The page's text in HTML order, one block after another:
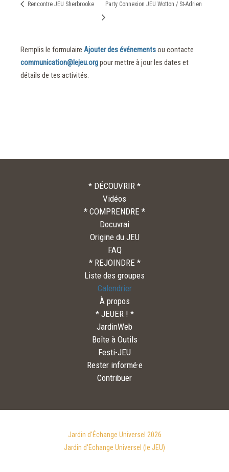
Rencontre JEU Sherbrooke Party Connexion JEU Wotton / St-Adrien
Remplis le formulaire Ajouter des événementsou contacte
communication@lejeu.orgpour mettre à jour les dates et
détails de tes activités.
* DÉCOUVRIR *
Vidéos
* COMPRENDRE *
Docuvrai
Origine du JEU
FAQ
* REJOINDRE *
Liste des groupes
Calendrier
À propos
* JEUER ! *
JardinWeb
Boîte à Outils
Festi-JEU
Rester informé·e
Contribuer
Jardin d'Échange Universel 2026
Jardin d'Echange Universel (le JEU)